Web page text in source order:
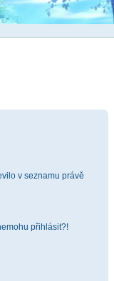
v seznamu právě
přihlásit?!